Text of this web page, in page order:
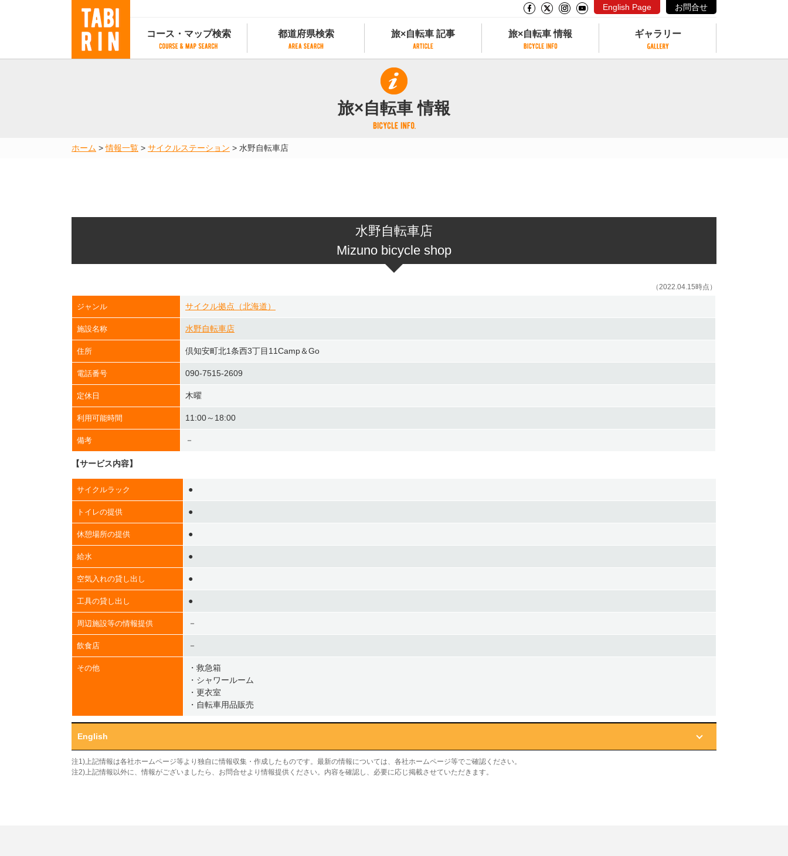
English Page お問合せ
コース・マップ検索
地図から検索
都道府県検索
都道府県別サイクリング情報
都道府県アクセスランキング
旅×自転車 記事
旅×自転車 記事
記事一覧
カテゴリから探す
旅×自転車 情報
サイクリストにやさしい宿
サイクルトレイン
タンデム自転車があるレンタサイクル
レンタサイクルがある道の駅
ギャラリー
旅×自転車 情報
ホーム >情報一覧 > サイクルステーション > 水野自転車店
水野自転車店
Mizuno bicycle shop
（2022.04.15時点）
ジャンル サイクル拠点（北海道）
施設名称 水野自転車店
住所 倶知安町北1条西3丁目11Camp＆Go
電話番号 090-7515-2609
定休日 木曜
利用可能時間 11:00～18:00
備考 －
【サービス内容】
サイクルラック ●
トイレの提供 ●
休憩場所の提供 ●
給水 ●
空気入れの貸し出し ●
工具の貸し出し ●
周辺施設等の情報提供 －
飲食店 －
その他
・救急箱
・シャワールーム
・更衣室
・自転車用品販売
English
注1)上記情報は各社ホームページ等より独自に情報収集・作成したものです。最新の情報については、各社ホームページ等でご確認ください。
注2)上記情報以外に、情報がございましたら、お問合せより情報提供ください。内容を確認し、必要に応じ掲載させていただきます。